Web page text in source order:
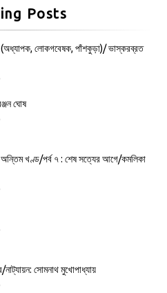
Posts
(অধ্যাপক, লোকগবেষক, পাঁশকুড়া)/ ভাস্করব্রত
ঘোষ
অন্তিম খণ্ড/পর্ব ৭ : শেষ সত্যের আগে/কমলিকা
নাট্যায়ন: সোমনাথ মুখোপাধ্যায়